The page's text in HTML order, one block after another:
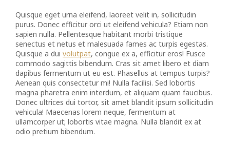
Quisque eget urna eleifend, laoreet velit in, sollicitudin
purus. Donec efficitur orci ut eleifend vehicula? Etiam non
sapien nulla. Pellentesque habitant morbi tristique
senectus et netus et malesuada fames ac turpis egestas.
Quisque a dui volutpat, congue ex a, efficitur eros! Fusce
commodo sagittis bibendum. Cras sit amet libero et diam
dapibus fermentum ut eu est. Phasellus at tempus turpis?
Aenean quis consectetur mi! Nulla facilisi. Sed lobortis
magna pharetra enim interdum, et aliquam quam faucibus.
Donec ultrices dui tortor, sit amet blandit ipsum sollicitudin
vehicula! Maecenas lorem neque, fermentum at
ullamcorper ut; lobortis vitae magna. Nulla blandit ex at
odio pretium bibendum.